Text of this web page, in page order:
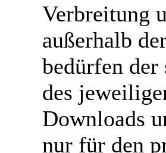
Verbreitung
außerhalb
bedürfen
des
Downloads
nur für den